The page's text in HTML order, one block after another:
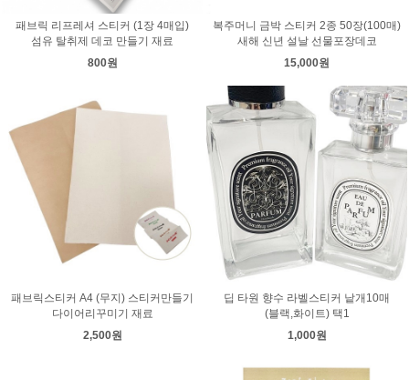
패브릭 리프레셔 스티커 (1장 4매입)
섬유 탈취제 데코 만들기 재료
800원
복주머니 금박 스티커 2종 50장(100매)
새해 신년 설날 선물포장데코
15,000원
패브릭스티커 A4 (무지) 스티커만들기
다이어리꾸미기 재료
2,500원
딥 타원 향수 라벨스티커 낱개10매
(블랙,화이트) 택1
1,000원